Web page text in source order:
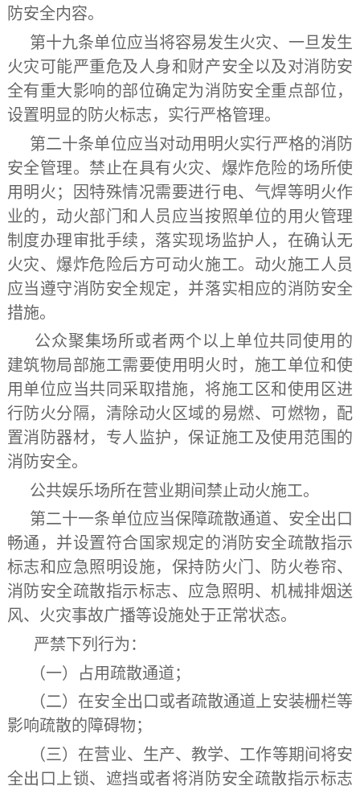
防安全内容。
第十九条单位应当将容易发生火灾、一旦发生
火灾可能严重危及人身和财产安全以及对消防安
全有重大影响的部位确定为消防安全重点部位，
设置明显的防火标志，实行严格管理。
第二十条单位应当对动用明火实行严格的消防
安全管理。禁止在具有火灾、爆炸危险的场所使
用明火；因特殊情况需要进行电、气焊等明火作
业的，动火部门和人员应当按照单位的用火管理
制度办理审批手续，落实现场监护人，在确认无
火灾、爆炸危险后方可动火施工。动火施工人员
应当遵守消防安全规定，并落实相应的消防安全
措施。
公众聚集场所或者两个以上单位共同使用的
建筑物局部施工需要使用明火时，施工单位和使
用单位应当共同采取措施，将施工区和使用区进
行防火分隔，清除动火区域的易燃、可燃物，配
置消防器材，专人监护，保证施工及使用范围的
消防安全。
公共娱乐场所在营业期间禁止动火施工。
第二十一条单位应当保障疏散通道、安全出口
畅通，并设置符合国家规定的消防安全疏散指示
标志和应急照明设施，保持防火门、防火卷帘、
消防安全疏散指示标志、应急照明、机械排烟送
风、火灾事故广播等设施处于正常状态。
严禁下列行为：
（一）占用疏散通道；
（二）在安全出口或者疏散通道上安装栅栏等
影响疏散的障碍物；
（三）在营业、生产、教学、工作等期间将安
全出口上锁、遮挡或者将消防安全疏散指示标志